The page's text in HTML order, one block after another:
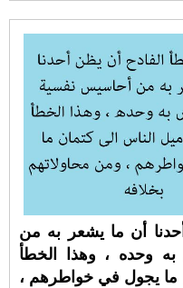
أن ما يشعر به من
وحده ، وهذا الخطأ
ما يجول في خواطرهم ،